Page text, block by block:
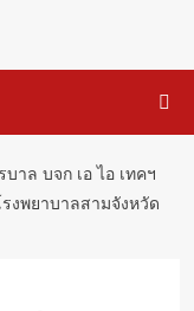
ล บจก เอ ไอ เทคฯ
งพยาบาลสามจังหวัด